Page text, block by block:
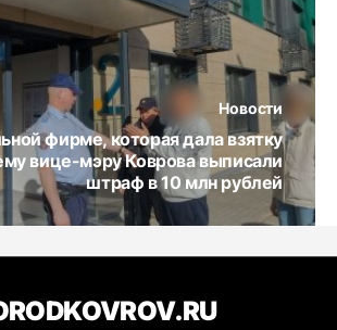
Новости
фирме, которая дала взятку
вице-мэру Коврова выписали
штраф в 10 млн рублей